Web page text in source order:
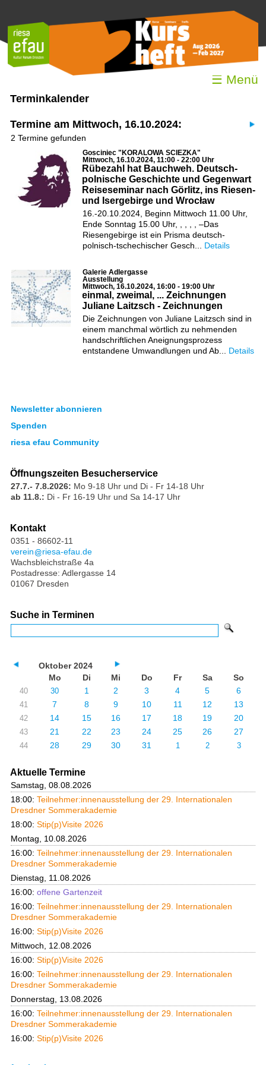
☰ Menü
Terminkalender
Termine am Mittwoch, 16.10.2024:
2 Termine gefunden
Gosciniec "KORALOWA SCIEZKA"
Mittwoch, 16.10.2024, 11:00 - 22:00 Uhr
Rübezahl hat Bauchweh. Deutsch-
polnische Geschichte und Gegenwart
Reiseseminar nach Görlitz, ins Riesen-
und Isergebirge und Wrocław
16.-20.10.2024, Beginn Mittwoch 11.00 Uhr,
Ende Sonntag 15.00 Uhr, , , , , –Das
Riesengebirge ist ein Prisma deutsch-
polnisch-tschechischer Gesch... Details
Galerie Adlergasse
Ausstellung
Mittwoch, 16.10.2024, 16:00 - 19:00 Uhr
einmal, zweimal, ... Zeichnungen
Juliane Laitzsch - Zeichnungen
Die Zeichnungen von Juliane Laitzsch sind in
einem manchmal wörtlich zu nehmenden
handschriftlichen Aneignungsprozess
entstandene Umwandlungen und Ab... Details
Newsletter abonnieren
Spenden
riesa efau Community
Öffnungszeiten Besucherservice
27.7.- 7.8.2026: Mo 9-18 Uhr und Di - Fr 14-18 Uhr
ab 11.8.: Di - Fr 16-19 Uhr und Sa 14-17 Uhr
Kontakt
0351 - 86602-11
verein
riesa-efau.de
Wachsbleichstraße 4a
Postadresse: Adlergasse 14
01067 Dresden
Suche in Terminen
Oktober 2024
Mo
Di Mi Do Fr Sa So
40 30 1 2 3 4 5 6
41 7 8 9 10 11 12 13
42 14 15 16 17 18 19 20
43 21 22 23 24 25 26 27
44 28 29 30 31 1 2 3
Aktuelle Termine
Samstag, 08.08.2026
18:00: Teilnehmer:innenausstellung der 29. Internationalen
Dresdner Sommerakademie
18:00: Stip(p)Visite 2026
Montag, 10.08.2026
16:00: Teilnehmer:innenausstellung der 29. Internationalen
Dresdner Sommerakademie
Dienstag, 11.08.2026
16:00: offene Gartenzeit
16:00: Teilnehmer:innenausstellung der 29. Internationalen
Dresdner Sommerakademie
16:00: Stip(p)Visite 2026
Mittwoch, 12.08.2026
16:00: Stip(p)Visite 2026
16:00: Teilnehmer:innenausstellung der 29. Internationalen
Dresdner Sommerakademie
Donnerstag, 13.08.2026
16:00: Teilnehmer:innenausstellung der 29. Internationalen
Dresdner Sommerakademie
16:00: Stip(p)Visite 2026